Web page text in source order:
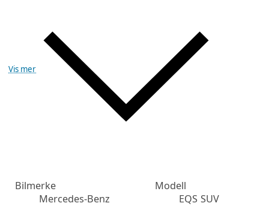
Vis mer
Bilmerke
Mercedes-Benz
Modell
EQS SUV